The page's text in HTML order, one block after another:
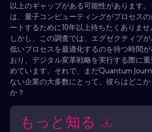
以上のギャップがある可能性があります
は、量子コンピューティングがプロセス
ートするために10年以上待ちたくありませ
しかし、この調査では、エグゼクティブ
低いプロセスを最適化するのを待つ時間
おり、デジタル変革戦略を実行する際に
めています。それで、まだQuantum
ない企業の大多数にとって、彼らはどこ
か？
もっと知る